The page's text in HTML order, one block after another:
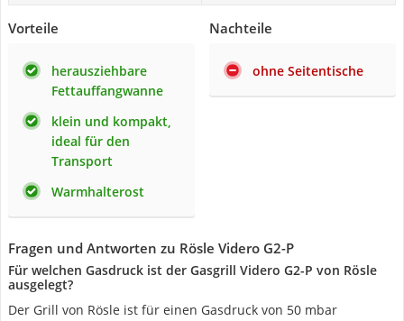
Vorteile
herausziehbare
Fettauffangwanne
klein und kompakt,
ideal für den
Transport
Warmhalterost
Nachteile
ohne Seitentische
Fragen und Antworten zu Rösle Videro G2-P
Für welchen Gasdruck ist der Gasgrill Videro G2-P von Rösle
ausgelegt?
Der Grill von Rösle ist für einen Gasdruck von 50 mbar